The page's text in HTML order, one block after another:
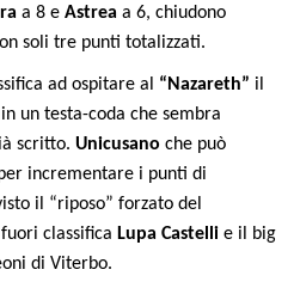
a 8 e Astrea a 6, chiudono
soli tre punti totalizzati.
ad ospitare al “Nazareth” il
in un testa-coda che sembra
scritto. Unicusano che può
incrementare i punti di
il “riposo” forzato del
classifica Lupa Castelli e il big
di Viterbo.